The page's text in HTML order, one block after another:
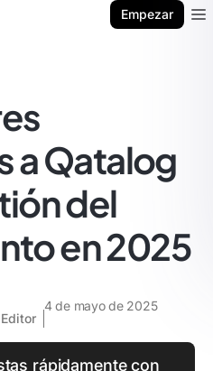
Empezar
a Qatalog
del
en 2025
4 de mayo de 2025
rápidamente con